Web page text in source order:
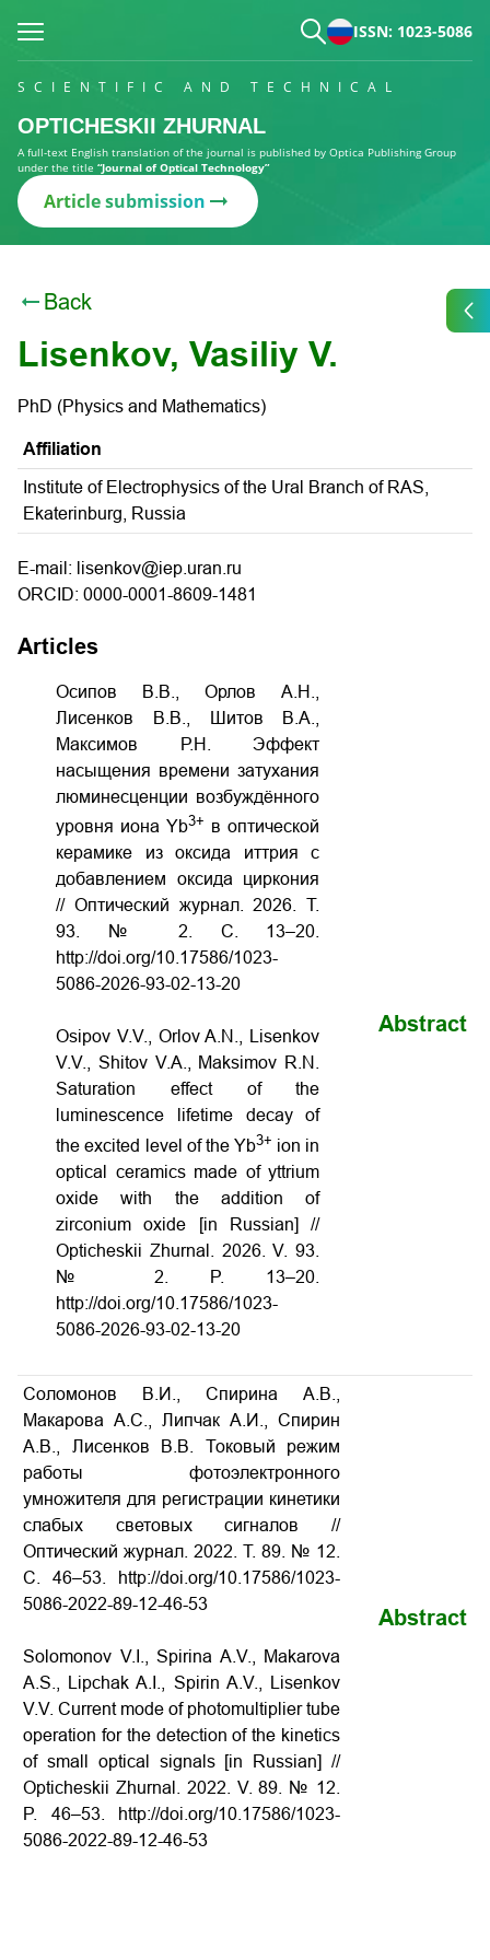
ISSN: 1023-5086
SCIENTIFIC AND TECHNICAL
OPTICHESKII ZHURNAL
A full-text English translation of the journal is published by Optica Publishing Group
under the title “Journal of Optical Technology”
Article submission
Back
Lisenkov, Vasiliy V.
PhD (Physics and Mathematics)
Affiliation
Institute of Electrophysics of the Ural Branch of RAS,
Ekaterinburg, Russia
E-mail: lisenkov@iep.uran.ru
ORCID: 0000-0001-8609-1481
Articles
Осипов В.В., Орлов А.Н.,
Лисенков В.В., Шитов В.А.,
Максимов Р.Н. Эффект
насыщения времени затухания
люминесценции возбуждённого
уровня иона Yb3+ в оптической
керамике из оксида иттрия с
добавлением оксида циркония
// Оптический журнал. 2026. Т.
93. № 2. С. 13–20.
http://doi.org/10.17586/1023-
5086-2026-93-02-13-20
Osipov V.V., Orlov A.N., Lisenkov
V.V., Shitov V.A., Maksimov R.N.
Saturation effect of the
luminescence lifetime decay of
the excited level of the Yb3+ ion in
optical ceramics made of yttrium
oxide with the addition of
zirconium oxide [in Russian] //
Opticheskii Zhurnal. 2026. V. 93.
№ 2.
P. 13–20
http://doi.org/10.17586/1023-
5086-2026-93-02-13-20
Abstract
Соломонов В.И., Спирина А.В.,
Макарова А.С., Липчак А.И., Спирин
А.В., Лисенков В.В. Токовый режим
работы фотоэлектронного
умножителя для регистрации кинетики
слабых световых сигналов //
Оптический журнал. 2022. Т. 89. № 12.
С. 46–53. http://doi.org/10.17586/1023-
5086-2022-89-12-46-53
Solomonov V.I., Spirina A.V., Makarova
A.S., Lipchak A.I., Spirin A.V., Lisenkov
V.V. Current mode of photomultiplier tube
operation for the detection of the kinetics
of small optical signals [in Russian] //
Opticheskii Zhurnal. 2022. V. 89. № 12.
P. 46–53. http://doi.org/10.17586/1023-
5086-2022-89-12-46-53
Abstract